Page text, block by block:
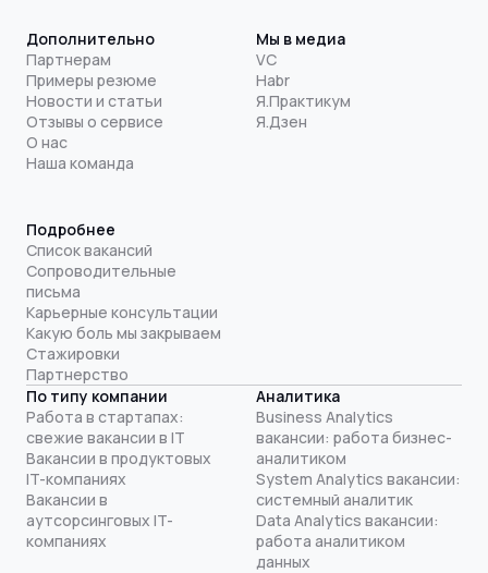
Дополнительно
Партнерам
Примеры резюме
Новости и статьи
Отзывы о сервисе
О нас
Наша команда
Мы в медиа
VC
Habr
Я.Практикум
Я.Дзен
Подробнее
Список вакансий
Сопроводительные
письма
Карьерные консультации
Какую боль мы закрываем
Стажировки
Партнерство
По типу компании
Работа в стартапах:
свежие вакансии в IT
Вакансии в продуктовых
IT-компаниях
Вакансии в
аутсорсинговых IT-
компаниях
Аналитика
Business Analytics
вакансии: работа бизнес-
аналитиком
System Analytics вакансии:
системный аналитик
Data Analytics вакансии:
работа аналитиком
данных